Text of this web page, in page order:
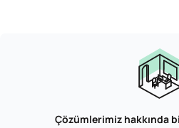
Çözümlerimiz hakkında